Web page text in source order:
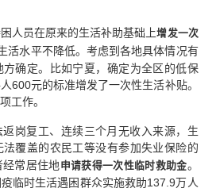
人员在原来的生活补助基础上增发一次
活水平不降低。考虑到各地具体情况有
确定。比如宁夏，确定为全区的低保
600元的标准增发了一次性生活补贴。
工作。
岗复工、连续三个月无收入来源，生
覆盖的农民工等没有参加失业保险的
常居住地 申请获得一次性临时救助金。
临时生活遇困群众实施救助137.9万人